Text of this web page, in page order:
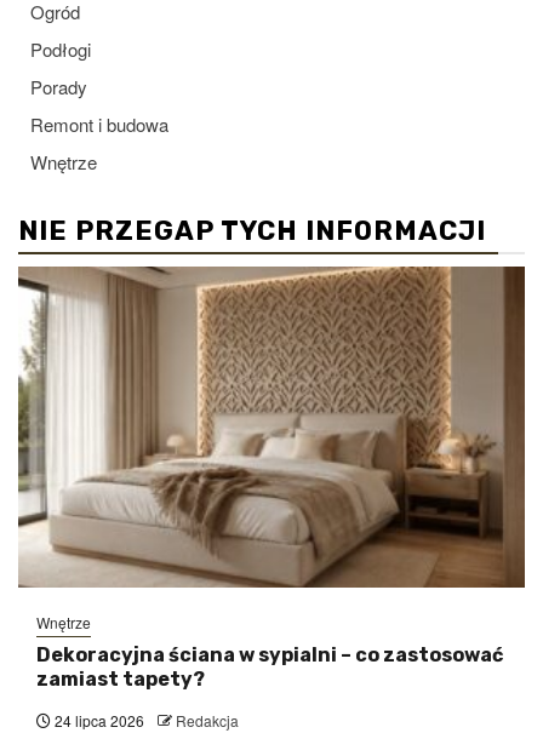
Ogród
Podłogi
Porady
Remont i budowa
Wnętrze
NIE PRZEGAP TYCH INFORMACJI
Wnętrze
Dekoracyjna ściana w sypialni – co zastosować
zamiast tapety?
24 lipca 2026 Redakcja